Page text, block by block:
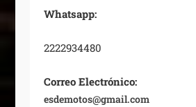
Whatsapp:
2222934480
Correo Electrónico:
esdemotos@gmail.com